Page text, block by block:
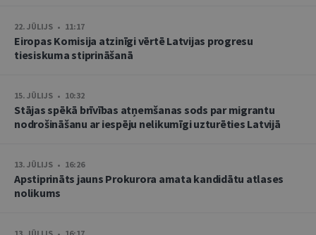
22. JŪLIJS • 11:17
Eiropas Komisija atzinīgi vērtē Latvijas progresu
tiesiskuma stiprināšanā
15. JŪLIJS • 10:32
Stājas spēkā brīvības atņemšanas sods par migrantu
nodrošināšanu ar iespēju nelikumīgi uzturēties Latvijā
13. JŪLIJS • 16:26
Apstiprināts jauns Prokurora amata kandidātu atlases
nolikums